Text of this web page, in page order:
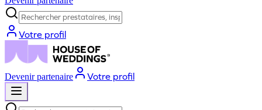
Rechercher prestataires, inspiration...
Votre profil
Devenir partenaire Votre profil
Rechercher prestataires, inspiration...